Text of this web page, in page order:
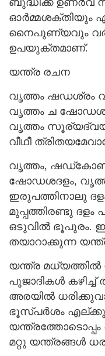
ബുദ്ധിക്ക് ഉണര്‍വ്
ഓര്‍മ്മശക്തിയും
നൈപുണ്യവും
ഉപയുക്തമാണ്.
യന്ത്ര രചന
വൃത്തം ഷഡശ്രം
വൃത്തം ച
വൃത്തം
വീഥീ
വൃത്തം, ഷഡ്‌കോണ്‍,
ഷോഡശദളം,
ഇരുപത്തിനാലു
മുപ്പത്തിരണ്ടു
ഒടുവില്‍ ഭൂപുരം.
തയാറാക്കുന്ന
യന്ത്ര
പൂജാദികള്‍
അരയില്‍
ഭൂസ്പര്‍ശം
മറ്റു യന്ത്രങ്ങള്‍